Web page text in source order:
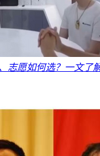
志愿如何选？一文了